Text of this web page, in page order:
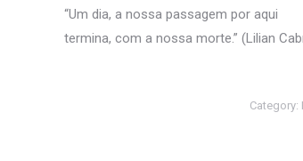
“Um dia, a nossa passagem por aqui
termina, com a nossa morte.” (Lilian
Category: